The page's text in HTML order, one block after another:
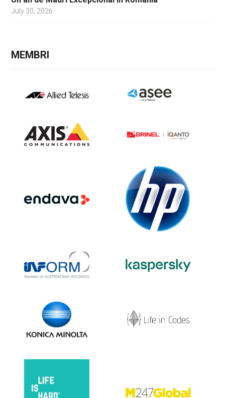
July 30, 2026
MEMBRI